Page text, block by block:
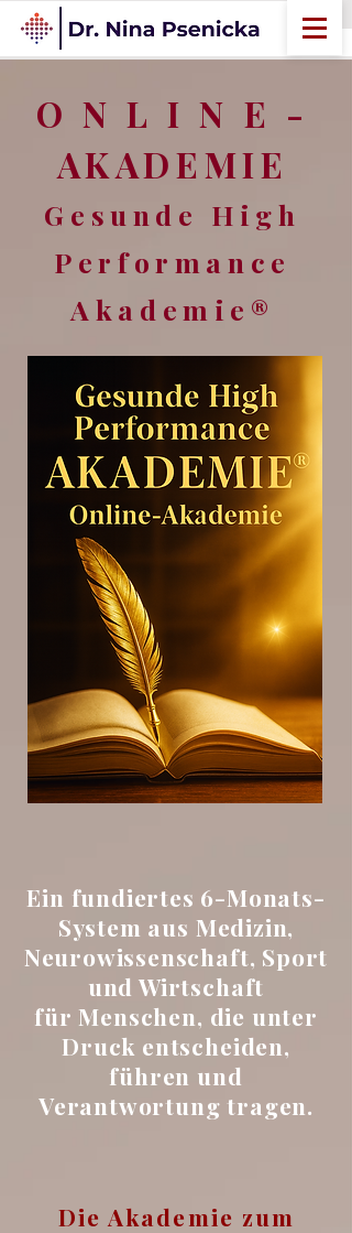
O N L I N E -
AKADEMIE
Gesunde High
Performance
Akademie®
Ein fundiertes 6-Monats-
System aus Medizin,
Neurowissenschaft, Sport
und Wirtschaft
für Menschen, die unter
Druck entscheiden,
führen und
Verantwortung tragen.
Die Akademie zum